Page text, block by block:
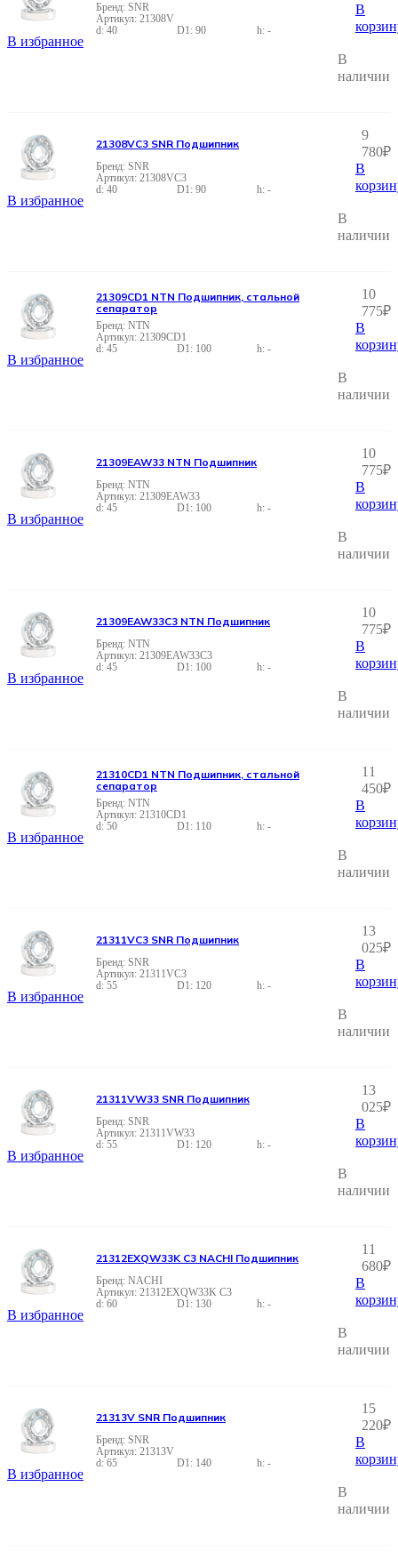
В избранное
21308V
40
90 -
SNR
В
В
наличии
В избранное
21308VC3
40
90 -
SNR
21308VC3 SNR Подшипник
9
780₽
В
В
наличии
В избранное
21309CD1
45
100 -
NTN
21309CD1 NTN Подшипник, стальной
сепаратор
10
775₽
В
В
наличии
В избранное
21309EAW33
45
100 -
NTN
21309EAW33 NTN Подшипник
10
775₽
В
В
наличии
В избранное
21309EAW33C3
45
100 -
NTN
21309EAW33C3 NTN Подшипник
10
775₽
В
В
наличии
В избранное
21310CD1
50
110 -
NTN
21310CD1 NTN Подшипник, стальной
сепаратор
11
450₽
В
В
наличии
В избранное
21311VC3
55
120 -
SNR
21311VC3 SNR Подшипник
13
025₽
В
В
наличии
В избранное
21311VW33
55
120 -
SNR
21311VW33 SNR Подшипник
13
025₽
В
В
наличии
В избранное
21312EXQW33K C3
60
130 -
NACHI
21312EXQW33K C3 NACHI Подшипник
11
680₽
В
В
наличии
В избранное
21313V
65
140 -
SNR
21313V SNR Подшипник
15
220₽
В
В
наличии